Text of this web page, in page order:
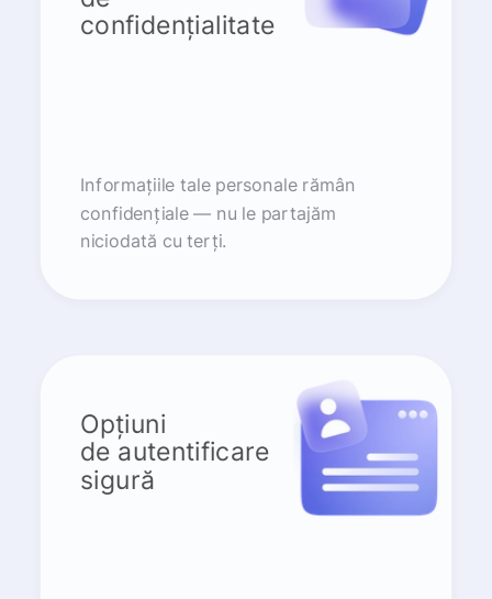
confidențialitate
Informațiile tale personale rămân
confidențiale — nu le partajăm
niciodată cu terți.
Opțiuni
de autentificare
sigură